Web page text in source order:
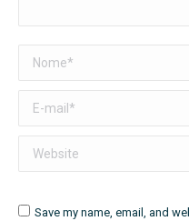
Nome *
E-mail *
Website
Save my name, email, and